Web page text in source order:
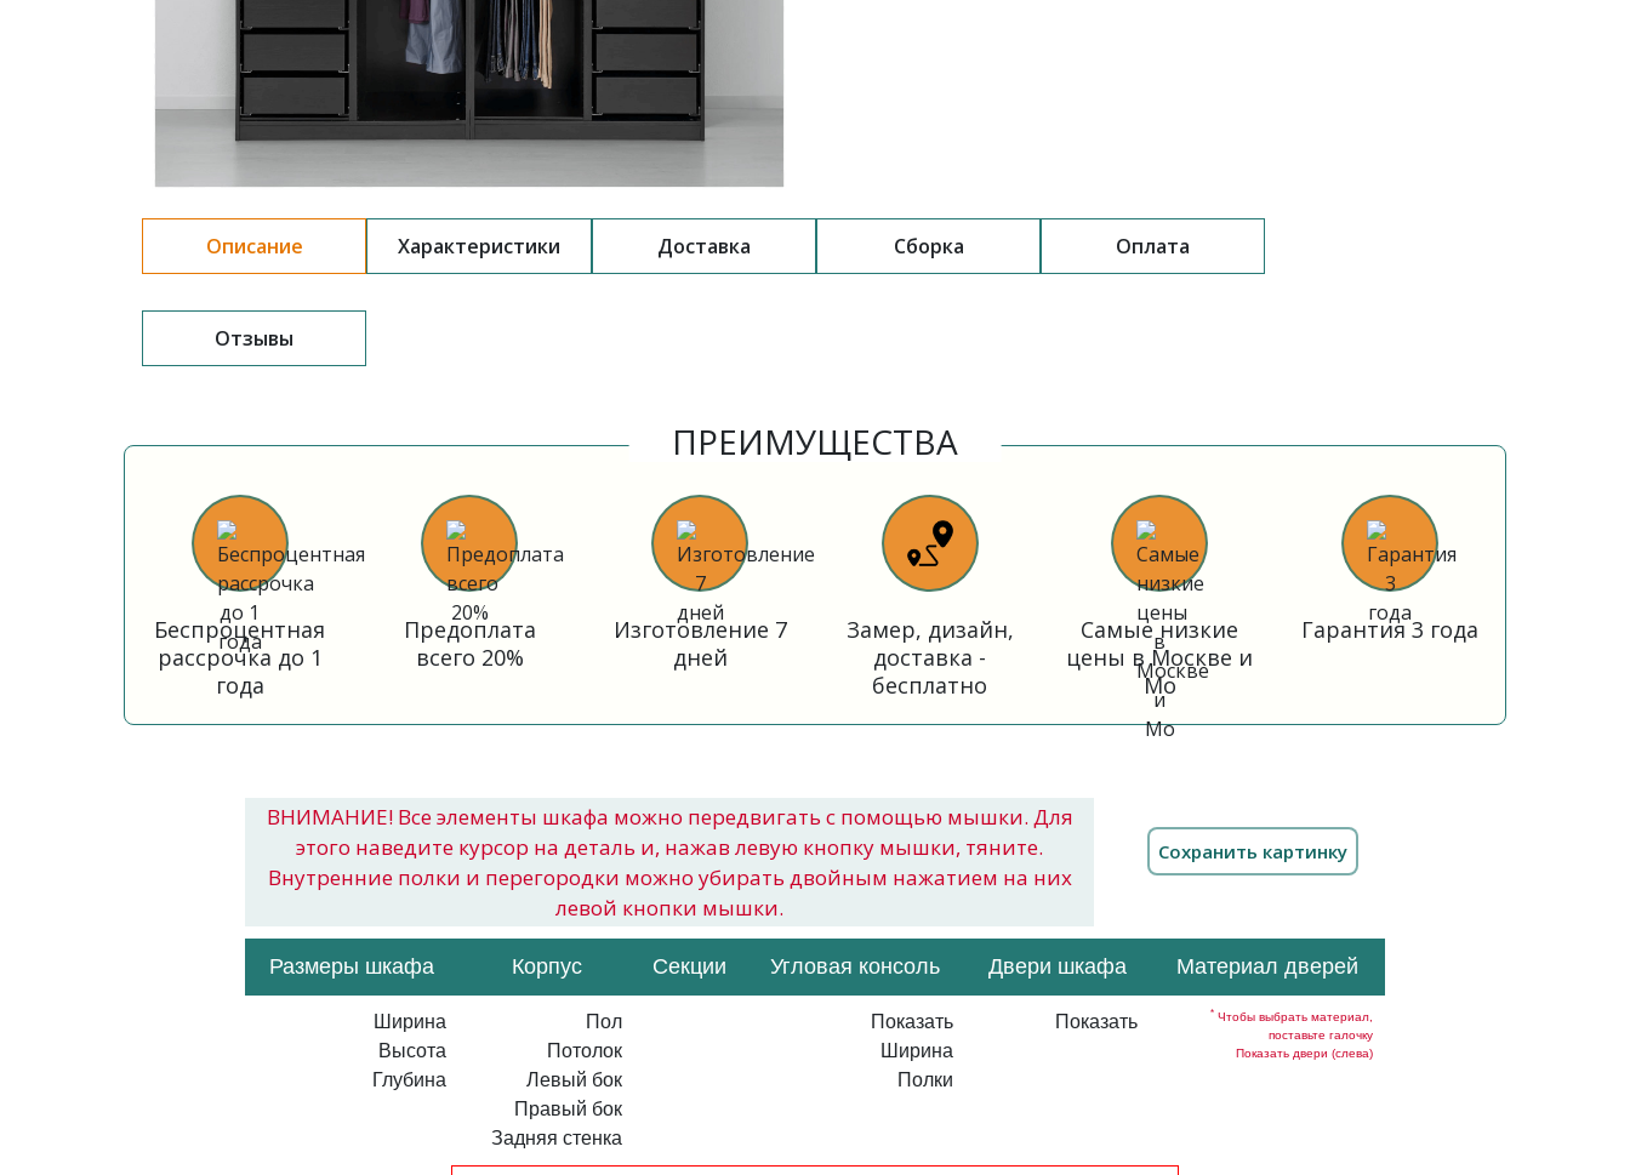
Описание Характеристики Доставка Сборка Оплата
Отзывы
ПРЕИМУЩЕСТВА
Беспроцентная
рассрочка до 1
года
Предоплата
всего 20%
Изготовление 7
дней
Замер, дизайн,
доставка -
бесплатно
Самые низкие
цены в Москве и
Мо
Гарантия 3 года
ВНИМАНИЕ! Все элементы шкафа можно передвигать с помощью мышки. Для
этого наведите курсор на деталь и, нажав левую кнопку мышки, тяните.
Внутренние полки и перегородки можно убирать двойным нажатием на них
левой кнопки мышки.
Размеры шкафа Корпус Секции Угловая консоль Двери шкафа Материал дверей
Ширина
Высота
Глубина
Пол
Потолок
Левый бок
Правый бок
Задняя стенка
Показать
Ширина
Полки
Показать * Чтобы выбрать материал,
поставьте галочку
Показать двери (слева)